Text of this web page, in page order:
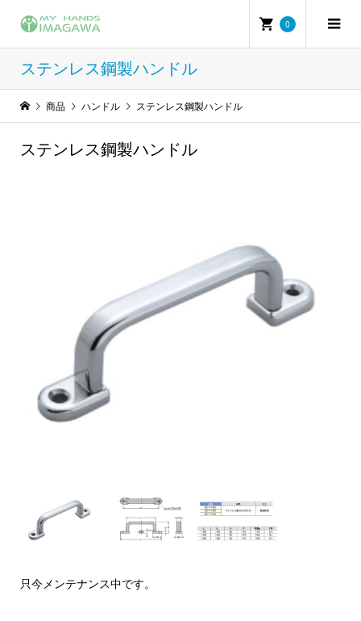
0
ステンレス鋼製ハンドル
商品 ハンドル ステンレス鋼製ハンドル
ステンレス鋼製ハンドル
只今メンテナンス中です。